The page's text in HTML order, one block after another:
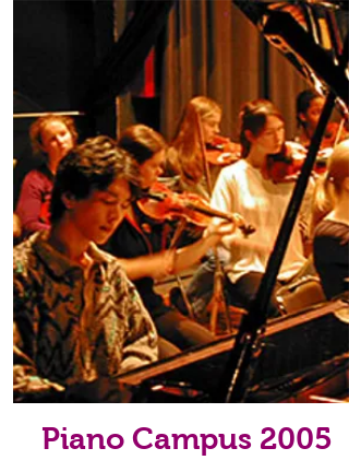
Piano Campus 2005